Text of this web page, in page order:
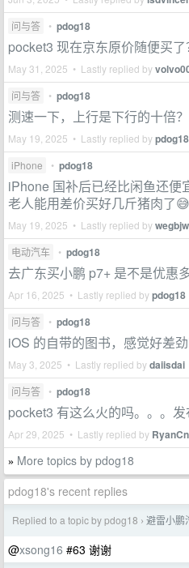
问与答 • pdog18
pocket3 现在京东原价随便买了
May 31, 2025 • Lastly replied by
问与答 • pdog18
测速一下，上行是下行的十倍？
May 19, 2025 • Lastly replied bypdog18
iPhone • pdog18
iPhone 国补后已经比闲鱼还便
老人能用差价买好几斤猪肉了😅
May 19, 2025 • Lastly replied by
电动汽车 • pdog18
去广东买小鹏 p7+ 是不是优惠
Apr 16, 2025 • Lastly replied bypdog18
问与答 • pdog18
iOS 的自带的图书，感觉好差劲
May 3, 2025 • Lastly replied bydaiisdai
问与答 • pdog18
pocket3 有这么火的吗。。。
Apr 29, 2025 • Lastly replied by
» More topics by pdog18
pdog18's recent replies
Replied to a topic by pdog18 › 避雷小鹏
@xsong16 #63 谢谢